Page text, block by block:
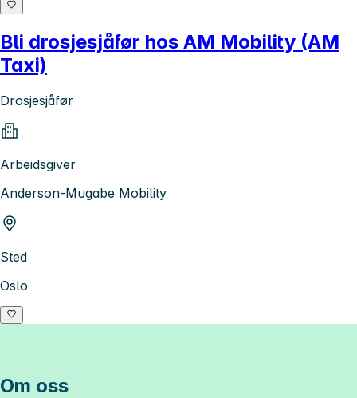
Bli drosjesjåfør hos AM Mobility (AM
Taxi)
Drosjesjåfør
Arbeidsgiver
Anderson-Mugabe Mobility
Sted
Oslo
Om oss